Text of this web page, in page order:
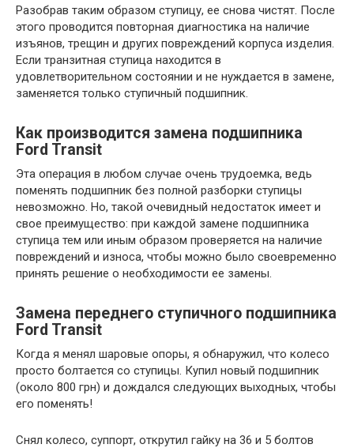
Разобрав таким образом ступицу, ее снова чистят. После
этого проводится повторная диагностика на наличие
изъянов, трещин и других повреждений корпуса изделия.
Если транзитная ступица находится в
удовлетворительном состоянии и не нуждается в замене,
заменяется только ступичный подшипник.
Как производится замена подшипника
Ford Transit
Эта операция в любом случае очень трудоемка, ведь
поменять подшипник без полной разборки ступицы
невозможно. Но, такой очевидный недостаток имеет и
свое преимущество: при каждой замене подшипника
ступица тем или иным образом проверяется на наличие
повреждений и износа, чтобы можно было своевременно
принять решение о необходимости ее замены.
Замена переднего ступичного подшипника
Ford Transit
Когда я менял шаровые опоры, я обнаружил, что колесо
просто болтается со ступицы. Купил новый подшипник
(около 800 грн) и дождался следующих выходных, чтобы
его поменять!
Снял колесо, суппорт, открутил гайку на 36 и 5 болтов